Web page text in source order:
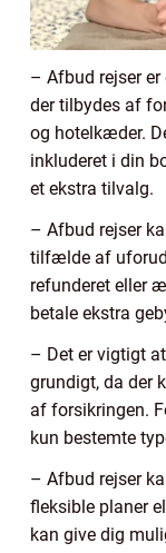
– Afbud rejser
der tilbydes af
og hotelkæder.
inkluderet i din
et ekstra tilvalg.
– Afbud rejser
tilfælde af
refunderet eller
betale ekstra
– Det er vigtigt
grundigt, da der
af forsikringen.
kun bestemte
– Afbud rejser
fleksible planer
kan give dig